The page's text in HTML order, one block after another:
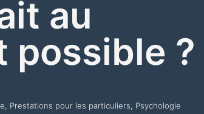
au
possible ?
, Prestations pour les particuliers, Psychologie